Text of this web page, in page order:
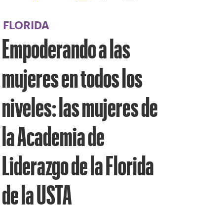
FLORIDA
Empoderando a las
mujeres en todos los
niveles: las mujeres de
la Academia de
Liderazgo de la Florida
de la USTA